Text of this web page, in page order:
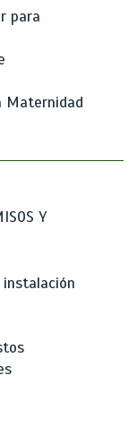
para
Maternidad
Y
instalación